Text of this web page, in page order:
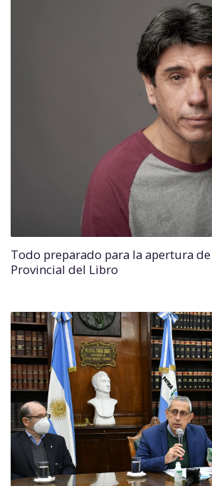
Todo preparado para la apertura de
Provincial del Libro